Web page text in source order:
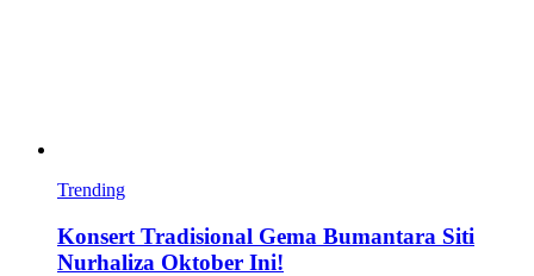
Trending
Konsert Tradisional Gema Bumantara Siti
Nurhaliza Oktober Ini!